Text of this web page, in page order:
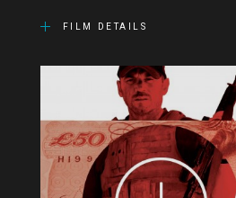
FILM DETAILS